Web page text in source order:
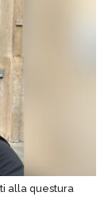
alla questura